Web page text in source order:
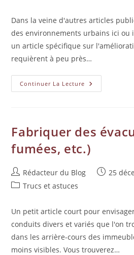
Dans la veine d'autres articles
des environnements urbains ici ou
un article spécifique sur
requièrent à peu près…
Continuer La Lecture
Fabriquer des
fumées, etc.)
Rédacteur du Blog
25
Trucs et astuces
Un petit article court pour
conduits divers et variés que l'on
dans les arrière-cours des
moins visibles. Vous trouverez…